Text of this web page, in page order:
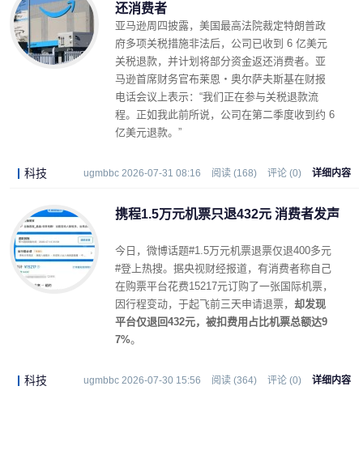
还消费者
亚马逊周四披露，美国最高法院裁定特朗普政
府多项关税措施非法后，公司已收到 6 亿美元
关税退款，并计划将部分资金返还消费者。亚
马逊首席财务官布莱恩・奥尔萨夫斯基在财报
电话会议上表示：“我们正在参与关税退款流
程。正如我此前所说，公司在第二季度收到约 6
亿美元退款。”
科技 ugmbbc 2026-07-31 08:16 阅读 (168) 评论 (0) 详细内容
携程1.5万元机票只退432元 消费者发声
今日，微博话题#1.5万元机票退票仅退400多元
#登上热搜。据央视财经报道，有消费者称自己
在购票平台花费15217元订购了一张国际机票，
因行程变动，于起飞前三天申请退票， 却发现
平台仅退回432元，被扣费用占比机票总额达9
7%。
科技 ugmbbc 2026-07-30 15:56 阅读 (364) 评论 (0) 详细内容